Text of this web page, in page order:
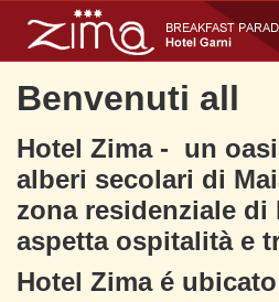
Benvenuti all
Hotel Zima - un
alberi secolari di
zona residenziale di
aspetta ospitalità e
Hotel Zima é